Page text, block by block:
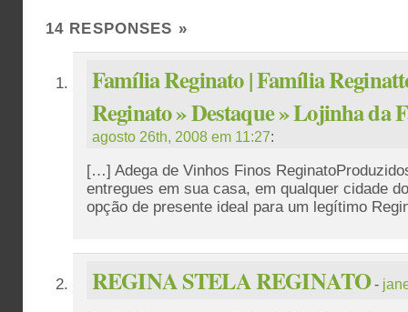
14 RESPONSES »
Família Reginato | Família
Reginato » Destaque » Lojinha da
agosto 26th, 2008 em 11:27:
[…] Adega de Vinhos Finos
entregues em sua casa, em qualquer cidade
opção de presente ideal para um legítimo
REGINA STELA REGINATO-